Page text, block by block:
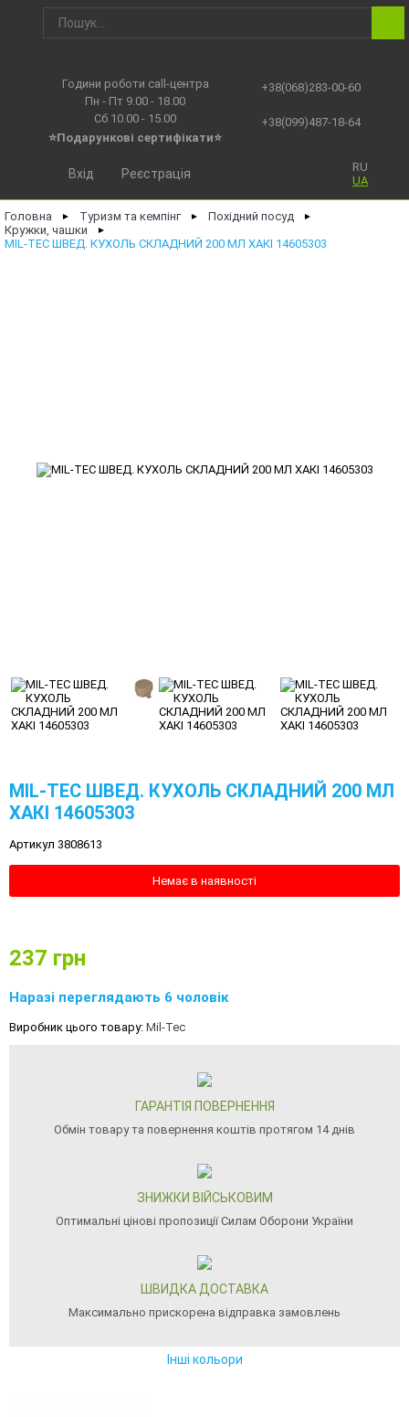
Години роботи call-центра
Пн - Пт 9.00 - 18.00
Сб 10.00 - 15.00
⭐Подарункові сертифікати⭐
+38(068)283-00-60
+38(099)487-18-64
RU
UA
Вхід Реєстрація
Головна ► Туризм та кемпінг ► Похідний посуд ►
Кружки, чашки ►
MIL-TEC ШВЕД. КУХОЛЬ СКЛАДНИЙ 200 МЛ ХАКІ 14605303
MIL-TEC ШВЕД. КУХОЛЬ СКЛАДНИЙ 200 МЛ
ХАКІ 14605303
Артикул 3808613
Немає в наявності
237 грн
Наразі переглядають 6 чоловік
Виробник цього товару: Mil-Tec
ГАРАНТІЯ ПОВЕРНЕННЯ
Обмін товару та повернення коштів протягом 14 днів
ЗНИЖКИ ВІЙСЬКОВИМ
Оптимальні цінові пропозиції Силам Оборони України
ШВИДКА ДОСТАВКА
Максимально прискорена відправка замовлень
Інші кольори